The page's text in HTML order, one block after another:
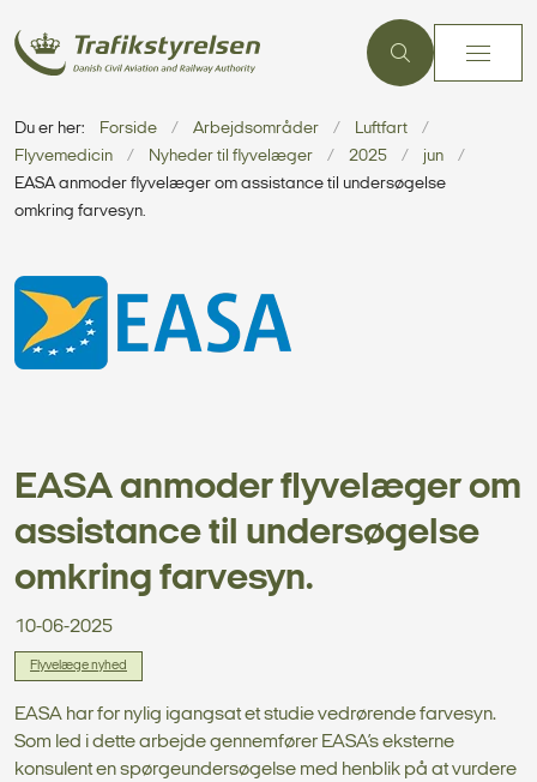
Du er her: Forside Arbejdsområder
Luftfart
Flyvemedicin
Nyheder til flyvelæger 2025
jun
EASA anmoder flyvelæger om assistance til undersøgelse
omkring farvesyn.
EASA anmoder flyvelæger om
assistance til undersøgelse
omkring farvesyn.
10-06-2025
Flyvelæge nyhed
EASA har for nylig igangsat et studie vedrørende farvesyn.
Som led i dette arbejde gennemfører EASA’s eksterne
konsulent en spørgeundersøgelse med henblik på at vurdere